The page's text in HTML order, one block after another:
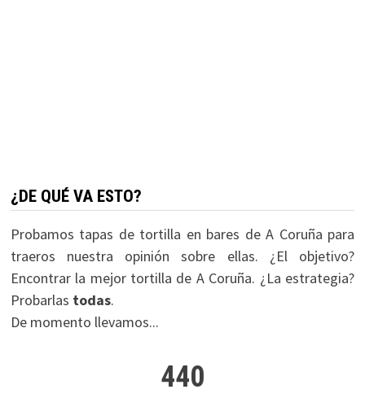
¿DE QUÉ VA ESTO?
Probamos tapas de tortilla en bares de A Coruña para
traeros nuestra opinión sobre ellas. ¿El objetivo?
Encontrar la mejor tortilla de A Coruña. ¿La estrategia?
Probarlas todas.
De momento llevamos...
440